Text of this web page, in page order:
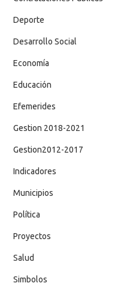
Deporte
Desarrollo Social
Economía
Educación
Efemerides
Gestion 2018-2021
Gestion2012-2017
Indicadores
Municipios
Política
Proyectos
Salud
Simbolos